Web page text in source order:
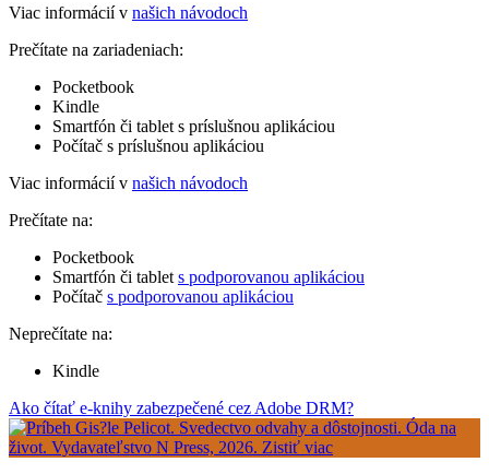
Viac informácií v našich návodoch
Prečítate na zariadeniach:
Pocketbook
Kindle
Smartfón či tablet s príslušnou aplikáciou
Počítač s príslušnou aplikáciou
Viac informácií v našich návodoch
Prečítate na:
Pocketbook
Smartfón či tablet s podporovanou aplikáciou
Počítač s podporovanou aplikáciou
Neprečítate na:
Kindle
Ako čítať e-knihy zabezpečené cez Adobe DRM?